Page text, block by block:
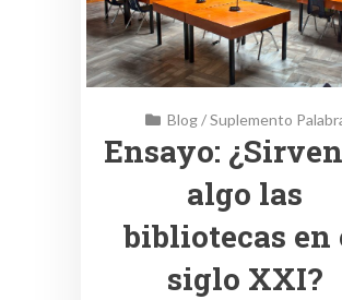
Blog/Suplemento
Ensayo:
algo las
bibliotecas en
siglo XXI?